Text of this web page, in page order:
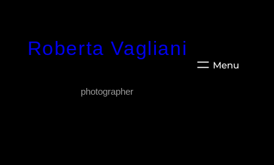
contenutoRoberta Vagliani
photographer